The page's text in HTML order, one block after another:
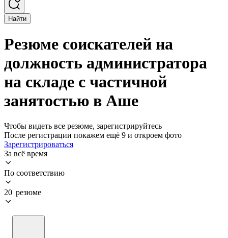
Найти
Резюме соискателей на
должность администратора
на складе с частичной
занятостью в Аше
Чтобы видеть все резюме, зарегистрируйтесь
После регистрации покажем ещё 9 и откроем фото
Зарегистрироваться
За всё время
По соответствию
20 резюме